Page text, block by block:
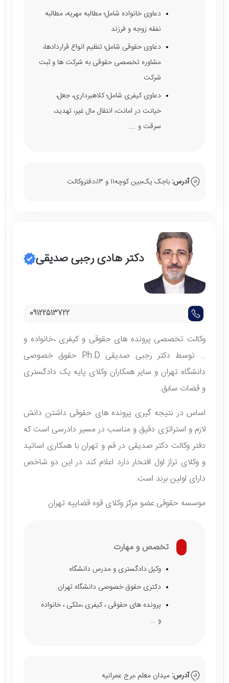
دعاوی خانواده شامل؛ مطالبه مهریه، مطالبه
نفقه زوجه و فرزند
دعاوی حقوقی شامل؛ تنظیم انواع قراردادها،
مشاوره تخصصی حقوقی به شرکت ها و ثبت
شركت
دعاوی كيفری شامل؛ كلاهبرداری، جعل،
خيانت در امانت، انتقال مال غير، تهديد،
سرقت و ….
آدرس: باجک يک،بين كوچه١١ و ١٣،دفتروكالت
دکتر هادی رجبی صدیقی
09122513722
وکالت تخصصی پرونده های حقوقی و کیفری ،خانواده و
… توسط دکتر رجبی صدیقی Ph.D حقوق خصوصی
دانشگاه تهران و سایر همکاران وکلای پایه یک دادگستری
و قضات سابق.
اساس در نتیجه گیری پرونده های حقوقی داشتن دانش
لازم و استراتژی دقیق و مناسب در مسیر دادرسی است که
دفتر وکالت دکتر صدیقی در قم و تهران با همکاری اساتید
و وکلای تراز اول افتخار دارد اعلام کند در این دو شاخص
دارای اولین برند است.
موسسه حقوقی.عضو مرکز وکلای قوه قضاییه تهران
تخصص و مهارت
وکیل دادگستری و مدرس دانشگاه
دکتری حقوق خصوصی دانشگاه تهران
پرونده های حقوقی ، کیفری ،ملکی ، خانواده
و …
آدرس: میدان معلم ،برج عمرانیه